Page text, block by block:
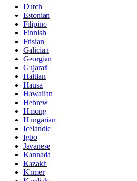
Dutch
Estonian
Filipino
Finnish
Frisian
Galician
Georgian
Gujarati
Haitian
Hausa
Hawaiian
Hebrew
Hmong
Hungarian
Icelandic
Igbo
Javanese
Kannada
Kazakh
Khmer